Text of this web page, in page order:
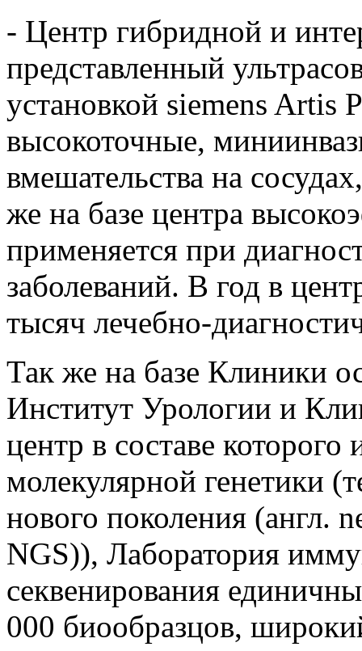
- Центр гибридной и
представленный
установкой siemens Artis
высокоточные,
вмешательства на
же на базе центра
применяется при
заболеваний. В год в
тысяч лечебно-
Так же на базе Клиники
Институт Урологии и
центр в составе
молекулярной генетики
нового поколения (англ.
NGS)), Лаборатория
секвенирования
000 биообразцов,